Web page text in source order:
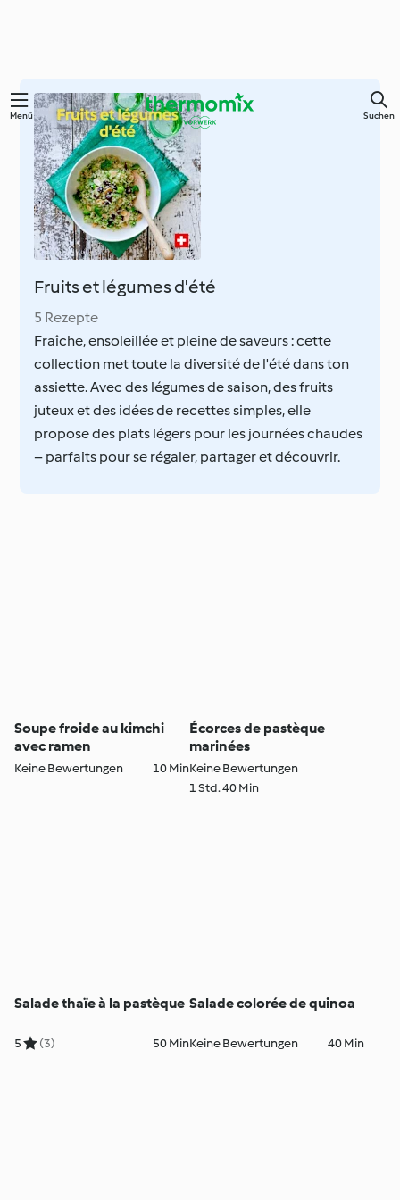
Zum
Hauptinhalt
springen
Menü Suchen
Fruits et légumes d'été
5 Rezepte
Fraîche, ensoleillée et pleine de saveurs : cette
collection met toute la diversité de l'été dans ton
assiette. Avec des légumes de saison, des fruits
juteux et des idées de recettes simples, elle
propose des plats légers pour les journées chaudes
– parfaits pour se régaler, partager et découvrir.
Soupe froide au kimchi
avec ramen
Keine Bewertungen 10 Min
Écorces de pastèque
marinées
Keine Bewertungen
1 Std. 40 Min
Salade thaïe à la pastèque
5 (3) 50 Min
Salade colorée de quinoa
Keine Bewertungen 40 Min